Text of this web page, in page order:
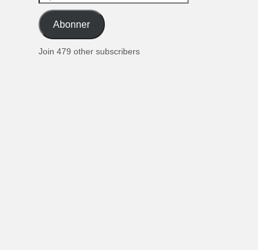
postadresse
Abonner
Join 479 other subscribers